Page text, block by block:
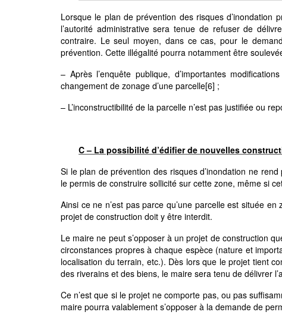
Lorsque le plan de prévention des risques d’inondation
l’autorité administrative sera tenue de refuser de
contraire. Le seul moyen, dans ce cas, pour le
prévention. Cette illégalité pourra notamment être
– Après l’enquête publique, d’importantes
changement de zonage d’une parcelle[6] ;
– L’inconstructibilité de la parcelle n’est pas justifiée ou
C – La possibilité d’édifier de nouvelles
Si le plan de prévention des risques d’inondation ne
le permis de construire sollicité sur cette zone, même si
Ainsi ce ne n’est pas parce qu’une parcelle est située
projet de construction doit y être interdit.
Le maire ne peut s’opposer à un projet de construction
circonstances propres à chaque espèce (nature et
localisation du terrain, etc.). Dès lors que le projet tient
des riverains et des biens, le maire sera tenu de délivrer
Ce n’est que si le projet ne comporte pas, ou pas
maire pourra valablement s’opposer à la demande de